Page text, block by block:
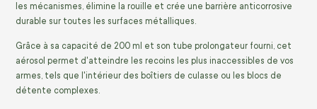
les mécanismes, élimine la rouille et crée une barrière anticorrosive
durable sur toutes les surfaces métalliques.
Grâce à sa capacité de 200 ml et son tube prolongateur fourni, cet
aérosol permet d'atteindre les recoins les plus inaccessibles de vos
armes, tels que l'intérieur des boîtiers de culasse ou les blocs de
détente complexes.